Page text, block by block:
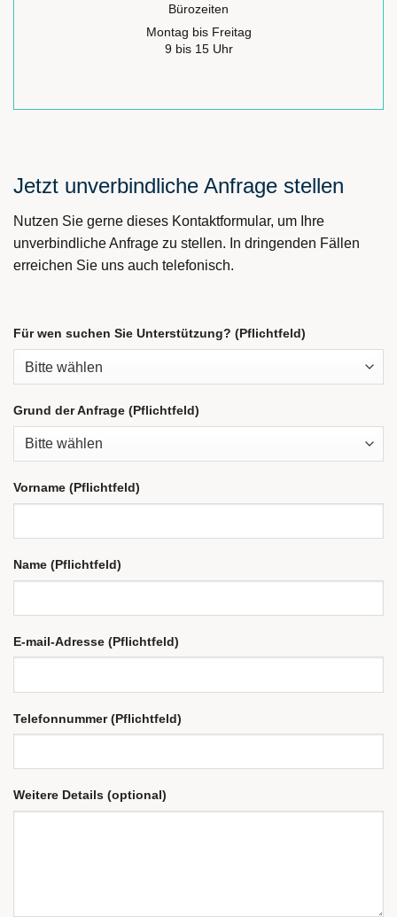
Bürozeiten
Montag bis Freitag
9 bis 15 Uhr
Jetzt unverbindliche Anfrage stellen
Nutzen Sie gerne dieses Kontaktformular, um Ihre
unverbindliche Anfrage zu stellen. In dringenden Fällen
erreichen Sie uns auch telefonisch.
Für wen suchen Sie Unterstützung? (Pflichtfeld)
Grund der Anfrage (Pflichtfeld)
Vorname (Pflichtfeld)
Name (Pflichtfeld)
E-mail-Adresse (Pflichtfeld)
Telefonnummer (Pflichtfeld)
Weitere Details (optional)